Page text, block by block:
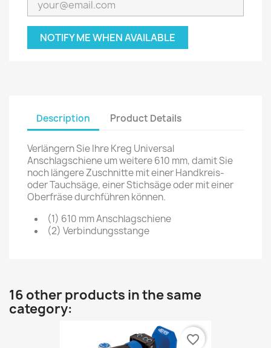
NOTIFY ME WHEN AVAILABLE
Description Product Details
Verlängern Sie Ihre Kreg Universal
Anschlagschiene um weitere 610 mm, damit Sie
noch längere Zuschnitte mit einer Handkreis-
oder Tauchsäge, einer Stichsäge oder mit einer
Oberfräse durchführen können.
(1) 610 mm Anschlagschiene
(2) Verbindungsstange
16 other products in the same
category:
favorite_border